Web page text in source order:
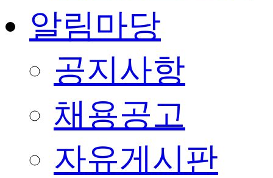
알림마당
공지사항
채용공고
자유게시판